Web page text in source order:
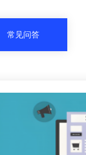
常见问答